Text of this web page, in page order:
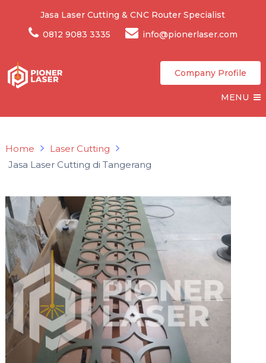
Jasa Laser Cutting & CNC Router Specialist
0812 9083 3335
info@pionerlaser.com
Company Profile
MENU
Home
Laser Cutting
Jasa Laser Cutting di Tangerang